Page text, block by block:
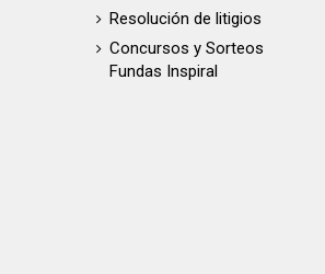
Resolución de litigios
Concursos y Sorteos
Fundas Inspiral